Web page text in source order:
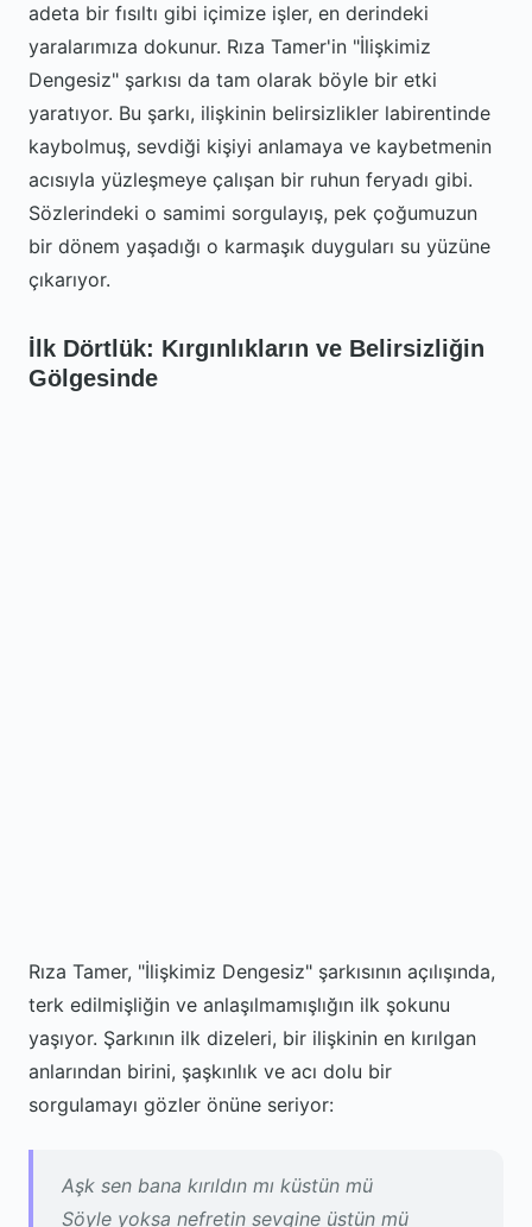
adeta bir fısıltı gibi içimize işler, en derindeki
yaralarımıza dokunur. Rıza Tamer'in "İlişkimiz
Dengesiz" şarkısı da tam olarak böyle bir etki
yaratıyor. Bu şarkı, ilişkinin belirsizlikler labirentinde
kaybolmuş, sevdiği kişiyi anlamaya ve kaybetmenin
acısıyla yüzleşmeye çalışan bir ruhun feryadı gibi.
Sözlerindeki o samimi sorgulayış, pek çoğumuzun
bir dönem yaşadığı o karmaşık duyguları su yüzüne
çıkarıyor.
İlk Dörtlük: Kırgınlıkların ve Belirsizliğin
Gölgesinde
Rıza Tamer, "İlişkimiz Dengesiz" şarkısının açılışında,
terk edilmişliğin ve anlaşılmamışlığın ilk şokunu
yaşıyor. Şarkının ilk dizeleri, bir ilişkinin en kırılgan
anlarından birini, şaşkınlık ve acı dolu bir
sorgulamayı gözler önüne seriyor:
Aşk sen bana kırıldın mı küstün mü
Söyle yoksa nefretin sevgine üstün mü